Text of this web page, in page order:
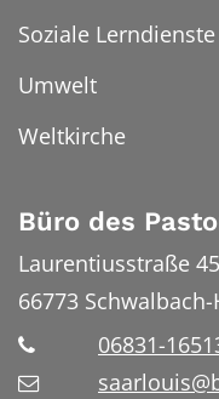
Soziale Lerndienste
Umwelt
Weltkirche
Büro des
Laurentiusstraße 45
66773
06831-